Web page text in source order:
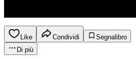
Like Condividi
Segnalibro
Di più